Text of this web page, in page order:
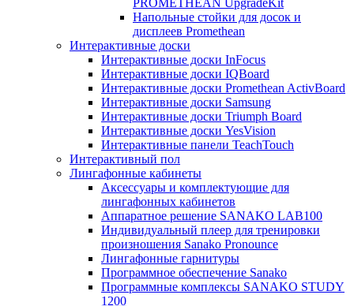
PROMETHEAN UpgradeKit
Напольные стойки для досок и
дисплеев Promethean
Интерактивные доски
Интерактивные доски InFocus
Интерактивные доски IQBoard
Интерактивные доски Promethean ActivBoard
Интерактивные доски Samsung
Интерактивные доски Triumph Board
Интерактивные доски YesVision
Интерактивные панели TeachTouch
Интерактивный пол
Лингафонные кабинеты
Аксессуары и комплектующие для
лингафонных кабинетов
Аппаратное решение SANAKO LAB100
Индивидуальный плеер для тренировки
произношения Sanako Pronounce
Лингафонные гарнитуры
Программное обеспечение Sanako
Программные комплексы SANAKO STUDY
1200